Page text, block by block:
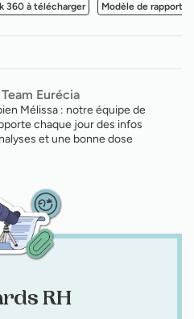
360 à télécharger Modèle de rapport
Team Eurécia
Mélissa : notre équipe de
chaque jour des infos
et une bonne dose
RH